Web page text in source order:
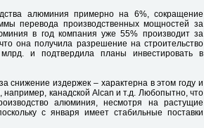
алюминия примерно на 6%, сокращение
перевода производственных мощностей за
в год компания уже 55% производит за
она получила разрешение на строительство
и подтвердила планы инвестировать в
снижение издержек – характерна в этом году и
канадской Alcan и т.д. Любопытно, что
алюминия, несмотря на растущие
с января имеет стабильные поставки